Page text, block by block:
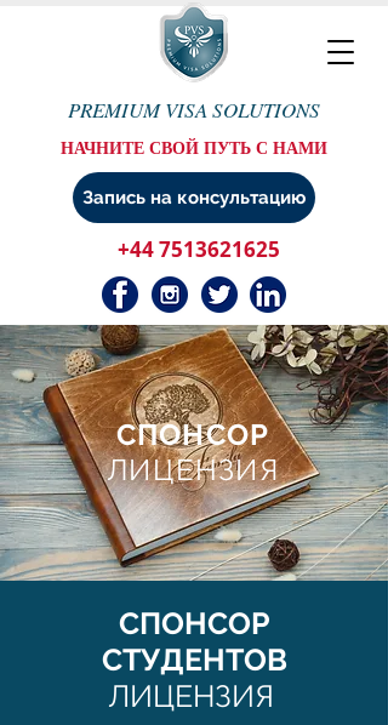
PREMIUM VISA SOLUTIONS
+44 7513621625
НАЧНИТЕ СВОЙ ПУТЬ С НАМИ
Запись на консультацию
СПОНСОР
ЛИЦЕНЗИЯ
СПОНСОР
СТУДЕНТОВ
ЛИЦЕНЗИЯ